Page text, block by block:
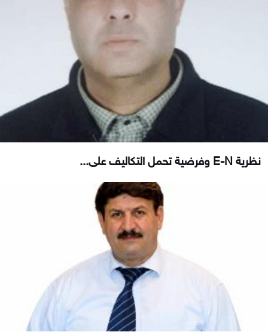
نظرية E-N وفرضية تحمل التكاليف على...